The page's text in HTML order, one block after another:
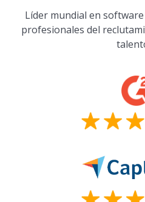
Líder mundial en
profesionales del